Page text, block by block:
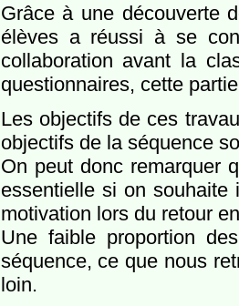
Grâce à une découverte
élèves a réussi à se
collaboration avant la
questionnaires, cette
Les objectifs de ces
objectifs de la séquence
On peut donc remarquer
essentielle si on
motivation lors du retour
Une faible proportion
séquence, ce que nous
loin.